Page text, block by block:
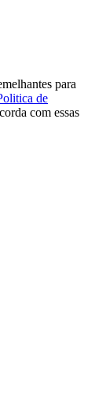
para
de
com essas